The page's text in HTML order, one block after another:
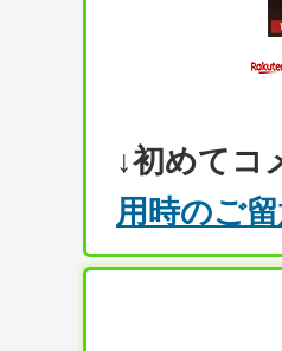
↓初めてコ
用時のご